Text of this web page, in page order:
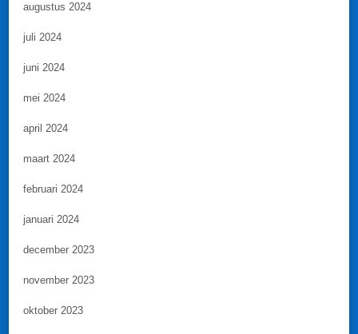
augustus 2024
juli 2024
juni 2024
mei 2024
april 2024
maart 2024
februari 2024
januari 2024
december 2023
november 2023
oktober 2023